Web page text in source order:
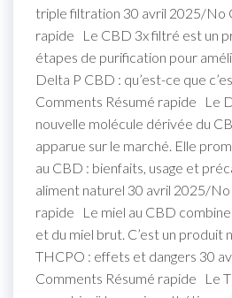
triple filtration 30 avril 2025/No
rapide Le CBD 3x filtré est un
étapes de purification pour
Delta P CBD : qu’est-ce que
Comments Résumé rapide Le
nouvelle molécule dérivée du
apparue sur le marché. Elle
au CBD : bienfaits, usage et
aliment naturel 30 avril 2025/
rapide Le miel au CBD
et du miel brut. C’est un
THCPO : effets et dangers 30
Comments Résumé rapide Le